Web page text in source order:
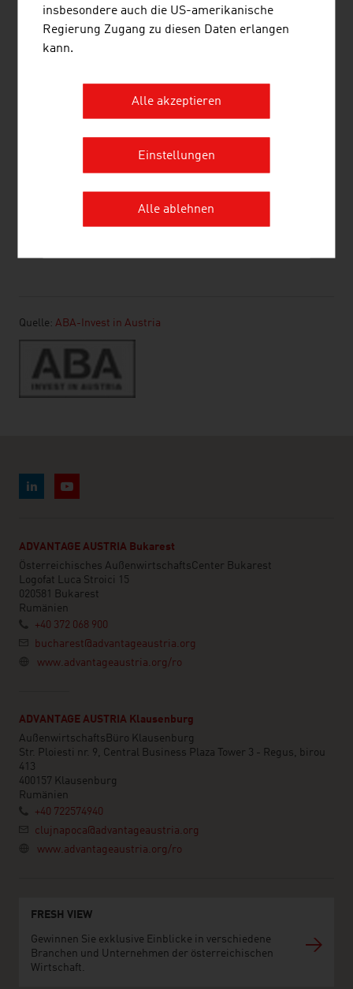
Duales Ausbildungssystem
Wien - Eine lebenswerte Stadt
Wohnen
Ausbildung
Quelle: ABA-Invest in Austria
ADVANTAGE AUSTRIA Bukarest
Österreichisches AußenwirtschaftsCenter Bukarest
Logofat Luca Stroici 15
020581 Bukarest
Rumänien
+40 372 068 900
bucharest@advantageaustria.org
www.advantageaustria.org/ro
ADVANTAGE AUSTRIA Klausenburg
AußenwirtschaftsBüro Klausenburg
Str. Ploiesti nr. 9, Central Business Plaza Tower 3 - Regus, birou
413
400157 Klausenburg
Rumänien
+40 722574940
clujnapoca@advantageaustria.org
www.advantageaustria.org/ro
FRESH VIEW
Gewinnen Sie exklusive Einblicke in verschiedene
Branchen und Unternehmen der österreichischen
Wirtschaft.
insbesondere auch die US-amerikanische
Regierung Zugang zu diesen Daten erlangen
kann.
Alle akzeptieren
Einstellungen
Alle ablehnen